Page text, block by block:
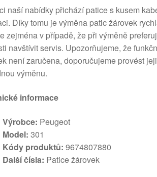
naší nabídky přichází patice s kusem
Díky tomu je výměna patic žárovek
zejména v případě, že při výměně
navštívit servis. Upozorňujeme, že
není zaručena, doporučujeme provést
výměnu.
informace
Výrobce: Peugeot
Model: 301
Kódy produktů: 9674807880
Další čísla: Patice žárovek